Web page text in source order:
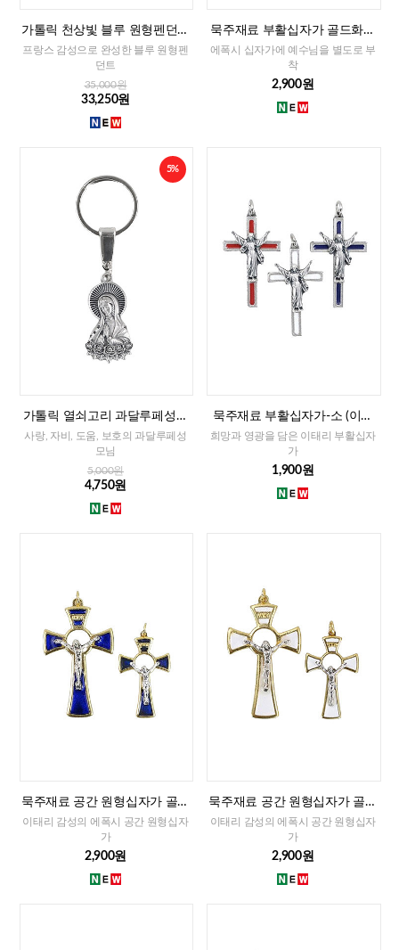
가톨릭 천상빛 블루 원형펜던트
(프랑스)
프랑스 감성으로 완성한 블루 원형펜
던트
35,000원
33,250원
묵주재료 부활십자가 골드화이
트(이태리)-소
에폭시 십자가에 예수님을 별도로 부
착
2,900원
5%
가톨릭 열쇠고리 과달루페성모
(이태리)
사랑, 자비, 도움, 보호의 과달루페성
모님
5,000원
4,750원
묵주재료 부활십자가-소 (이태
리)-레드,화이트,블루
희망과 영광을 담은 이태리 부활십자
가
1,900원
묵주재료 공간 원형십자가 골드
화블루(이태리)-대,소
이태리 감성의 에폭시 공간 원형십자
가
2,900원
묵주재료 공간 원형십자가 골드
화이트(이태리)-대,소
이태리 감성의 에폭시 공간 원형십자
가
2,900원